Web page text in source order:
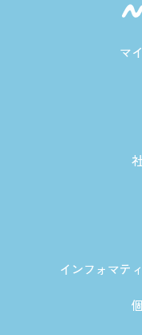
マ
インフォマテ